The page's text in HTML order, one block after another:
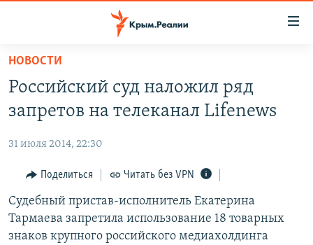
Вернуться
основному
содержанию
Вернутся
навигации
Вернутся
поиску
КАРТА ВОЕННЫХ ОБЪЕКТОВ КРЫМА
11 ЛЕТ ОККУПАЦИИ КРЫМА. 11 ИСТОРИЙ СОПРОТИВЛЕНИЯ
ВОДА
ИСТОРИЯ
ЕЩЕ
ИНТЕРАКТИВ
ИНФОГРАФИКА
РАДІО СВОБОДА
КАК ОБОЙТИ БЛОКИРОВКУ
НОВОСТИ
Российский суд наложил ряд
запретов на телеканал Lifenews
31 июля 2014, 22:30
Поделиться Читать без VPN
Судебный пристав-исполнитель Екатерина
Тармаева запретила использование 18 товарных
знаков крупного российского медиахолдинга